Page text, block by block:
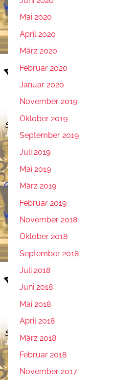
Mai 2020
April 2020
März 2020
Februar 2020
Januar 2020
November 2019
Oktober 2019
September 2019
Juli 2019
Mai 2019
März 2019
Februar 2019
November 2018
Oktober 2018
September 2018
Juli 2018
Juni 2018
Mai 2018
April 2018
März 2018
Februar 2018
November 2017